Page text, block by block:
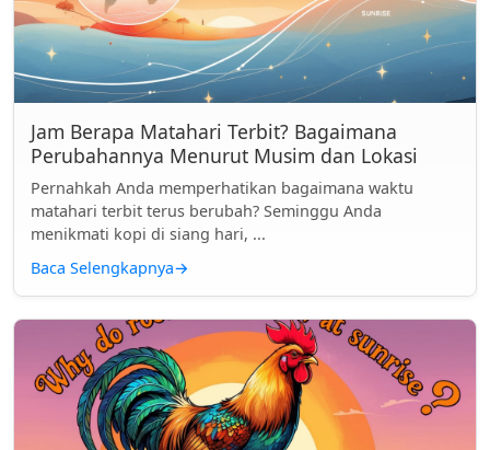
Jam Berapa Matahari Terbit? Bagaimana
Perubahannya Menurut Musim dan Lokasi
Pernahkah Anda memperhatikan bagaimana waktu
matahari terbit terus berubah? Seminggu Anda
menikmati kopi di siang hari, ...
Baca Selengkapnya→